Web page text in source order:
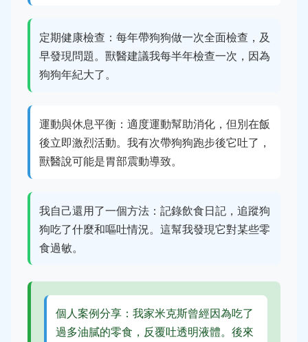
定期健康檢查：每年帶狗狗做一次全面檢查，及
早發現問題。獸醫建議我每半年檢查一次，因為
狗狗年紀大了。
運動與休息平衡：適度運動幫助消化，但別在飯
後立即激烈活動。我有次帶狗狗跑步後它吐了，
獸醫說可能是胃部震動導致。
我自己還用了一個方法：記錄飲食日記，追蹤狗
狗吃了什麼和嘔吐情況。這幫我發現它對某些零
食過敏。
個人案例分享：我家米克斯曾經因為吃了
過多油膩的零食，反覆吐透明液體。後來